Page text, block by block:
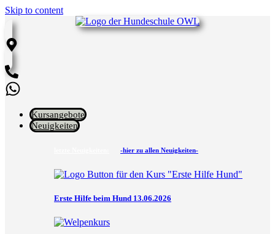
Skip to content
Kursangebote
Neuigkeiten
-hier zu allen Neuigkeiten-
Erste Hilfe beim Hund 13.06.2026